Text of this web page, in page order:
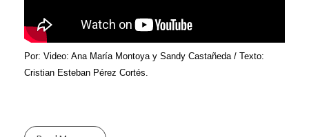
Por: Video: Ana María Montoya y Sandy Castañeda / Texto:
Cristian Esteban Pérez Cortés.